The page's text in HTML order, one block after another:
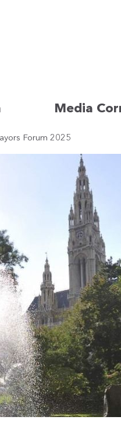
Media
Forum 2025